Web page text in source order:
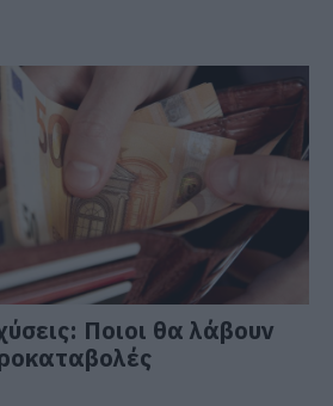
Ποιοι θα λάβουν